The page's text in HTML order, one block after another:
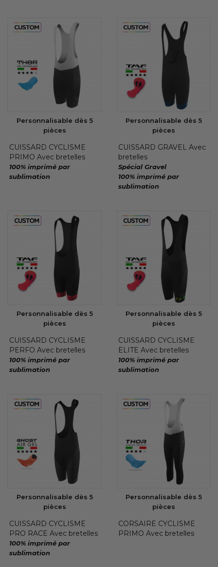
Personnalisable dès 5
pièces
CUISSARD CYCLISME
PRIMO Avec bretelles
100% imprimé par
sublimation
Personnalisable dès 5
pièces
CUISSARD GRAVEL Avec
bretelles
Spécial Gravel
100% imprimé par
sublimation
Personnalisable dès 5
pièces
CUISSARD CYCLISME
PERFO Avec bretelles
100% imprimé par
sublimation
Personnalisable dès 5
pièces
CUISSARD CYCLISME
ELITE Avec bretelles
100% imprimé par
sublimation
Personnalisable dès 5
pièces
CUISSARD CYCLISME
PRO RACE Avec bretelles
100% imprimé par
sublimation
Personnalisable dès 5
pièces
CORSAIRE CYCLISME
PRIMO Avec bretelles